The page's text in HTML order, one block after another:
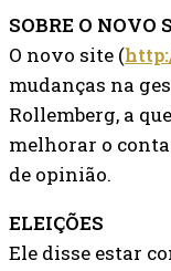
SOBRE O NOVO
O novo site (
mudanças na
Rollemberg, a
melhorar o
de opinião.
ELEIÇÕES
Ele disse estar